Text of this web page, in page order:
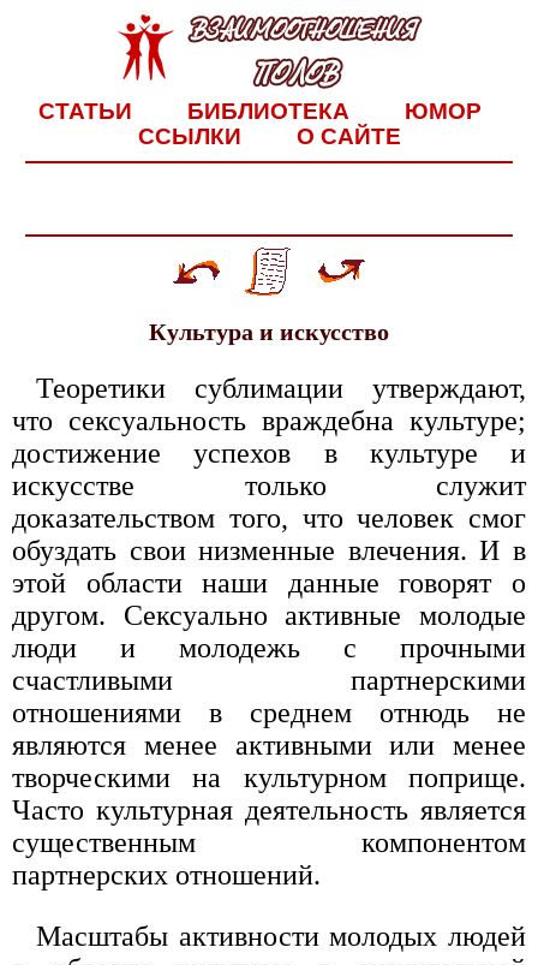
СТАТЬИ БИБЛИОТЕКА
ЮМОР
ССЫЛКИ
О САЙТЕ
Культура и искусство
Теоретики сублимации утверждают,
что сексуальность враждебна культуре;
достижение успехов в культуре и
искусстве только служит
доказательством того, что человек смог
обуздать свои низменные влечения. И в
этой области наши данные говорят о
другом. Сексуально активные молодые
люди и молодежь с прочными
счастливыми партнерскими
отношениями в среднем отнюдь не
являются менее активными или менее
творческими на культурном поприще.
Часто культурная деятельность является
существенным компонентом
партнерских отношений.
Масштабы активности молодых людей